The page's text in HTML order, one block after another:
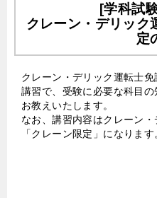
[学科試
クレーン・デリック
定
クレーン・デリック運転士
講習で、受験に必要な科目
お教えいたします。
なお、講習内容はクレーン
「クレーン限定」になります